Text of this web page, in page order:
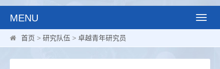
MENU
Toggle
首页 > 研究队伍 > 卓越青年研究员